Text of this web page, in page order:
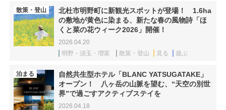
散策・登山
北杜市明野町に新観光スポットが登場！ 1.6ha
の敷地が黄色に染まる、新たな春の風物詩「ほ
くと菜の花ウィーク2026」開催！
2026.04.20
明野・須玉・増富
散策・登山 見る 遊ぶ
泊まる
自然共生型ホテル「BLANC YATSUGATAKE」
オープン！ 八ヶ岳の山脈を望む、“天空の別世
界”で過ごすアクティブステイを
2026.04.18